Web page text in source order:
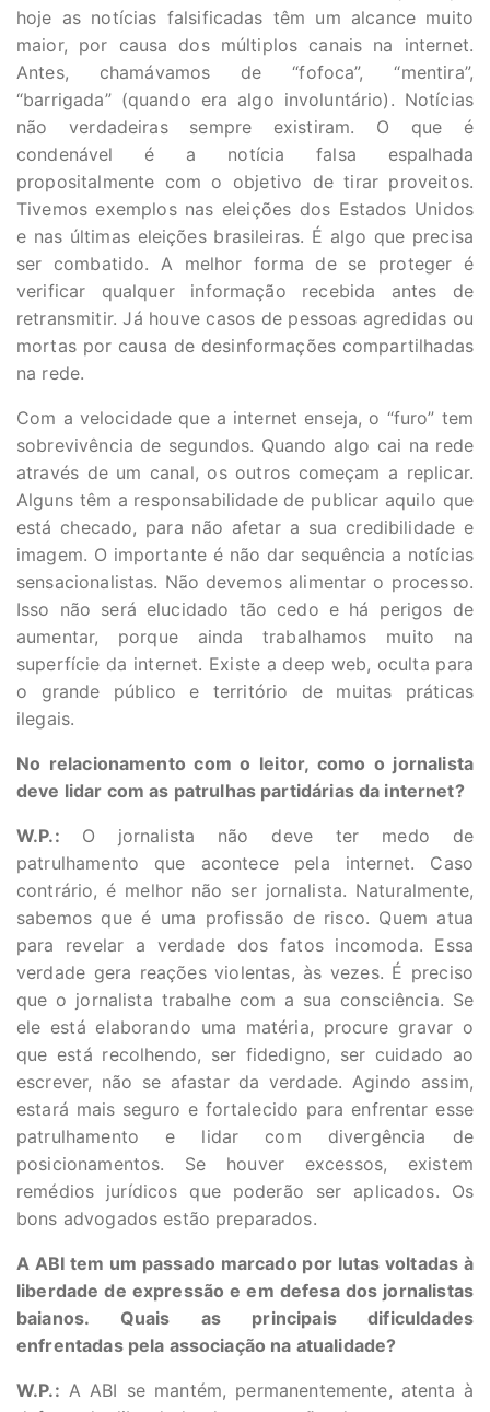
hoje as notícias falsificadas têm um alcance muito
maior, por causa dos múltiplos canais na internet.
Antes, chamávamos de “fofoca”, “mentira”,
“barrigada” (quando era algo involuntário). Notícias
não verdadeiras sempre existiram. O que é
condenável é a notícia falsa espalhada
propositalmente com o objetivo de tirar proveitos.
Tivemos exemplos nas eleições dos Estados Unidos
e nas últimas eleições brasileiras. É algo que precisa
ser combatido. A melhor forma de se proteger é
verificar qualquer informação recebida antes de
retransmitir. Já houve casos de pessoas agredidas ou
mortas por causa de desinformações compartilhadas
na rede.
Com a velocidade que a internet enseja, o “furo” tem
sobrevivência de segundos. Quando algo cai na rede
através de um canal, os outros começam a replicar.
Alguns têm a responsabilidade de publicar aquilo que
está checado, para não afetar a sua credibilidade e
imagem. O importante é não dar sequência a notícias
sensacionalistas. Não devemos alimentar o processo.
Isso não será elucidado tão cedo e há perigos de
aumentar, porque ainda trabalhamos muito na
superfície da internet. Existe a deep web, oculta para
o grande público e território de muitas práticas
ilegais.
No relacionamento com o leitor, como o jornalista
deve lidar com as patrulhas partidárias da internet?
W.P.: O jornalista não deve ter medo de
patrulhamento que acontece pela internet. Caso
contrário, é melhor não ser jornalista. Naturalmente,
sabemos que é uma profissão de risco. Quem atua
para revelar a verdade dos fatos incomoda. Essa
verdade gera reações violentas, às vezes. É preciso
que o jornalista trabalhe com a sua consciência. Se
ele está elaborando uma matéria, procure gravar o
que está recolhendo, ser fidedigno, ser cuidado ao
escrever, não se afastar da verdade. Agindo assim,
estará mais seguro e fortalecido para enfrentar esse
patrulhamento e lidar com divergência de
posicionamentos. Se houver excessos, existem
remédios jurídicos que poderão ser aplicados. Os
bons advogados estão preparados.
A ABI tem um passado marcado por lutas voltadas à
liberdade de expressão e em defesa dos jornalistas
baianos. Quais as principais dificuldades
enfrentadas pela associação na atualidade?
W.P.: A ABI se mantém, permanentemente, atenta à